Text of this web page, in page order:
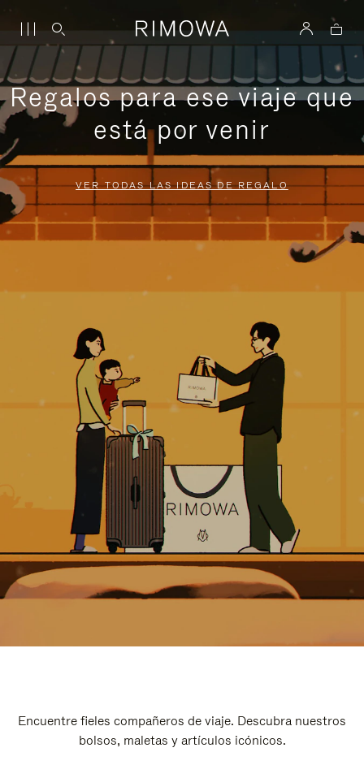
Regalos para ese viaje que
está por venir
VER TODAS LAS IDEAS DE REGALO
Encuentre fieles compañeros de viaje. Descubra nuestros
bolsos, maletas y artículos icónicos.